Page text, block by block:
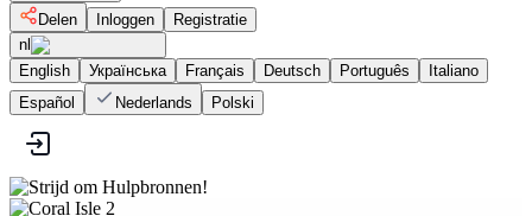
Delen
Inloggen
Registratie
nl
English
Українська Français Deutsch Português
Italiano
Español
Nederlands Polski